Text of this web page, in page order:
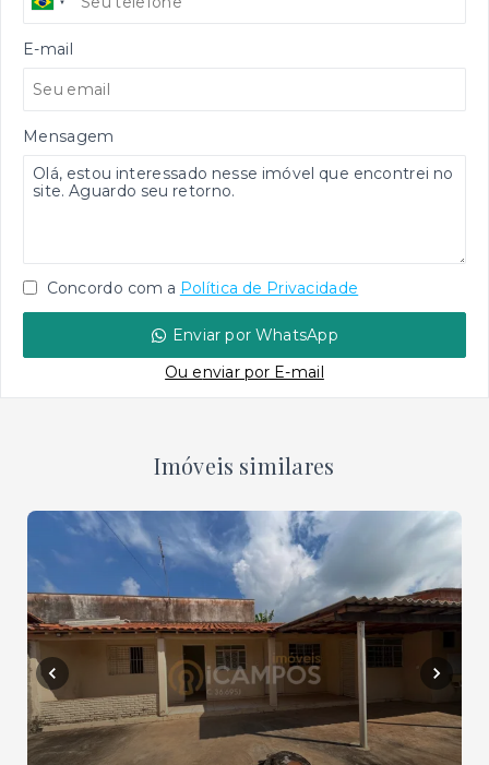
E-mail
Mensagem
Concordo com a Política de Privacidade
Enviar por WhatsApp
Ou enviar por E-mail
Imóveis similares